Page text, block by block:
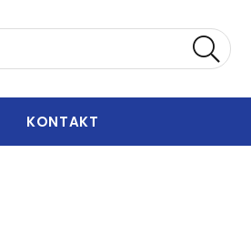
KONTAKT